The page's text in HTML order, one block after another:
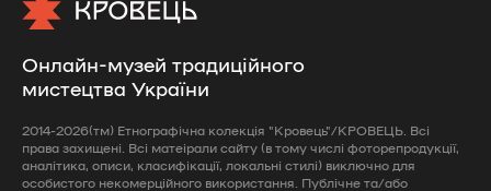
Онлайн-музей традиційного
мистецтва України
2014-2026(тм) Етнографічна колекція "Кровець"/КРОВЕЦЬ. Всі
права захищені. Всі матеірали сайту (в тому числі фоторепродукції,
аналітика, описи, класифікації, локальні стилі) виключно для
особистого некомерційного використання. Публічне та/або